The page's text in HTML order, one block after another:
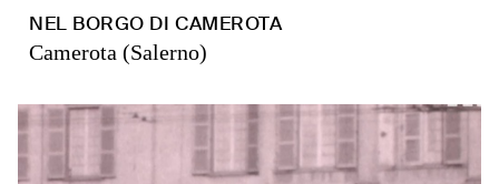
NEL BORGO DI CAMEROTA
Camerota (Salerno)